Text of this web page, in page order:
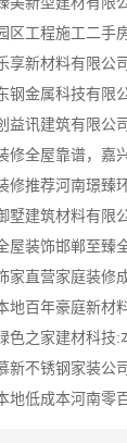
益讯建筑有限公
墅建筑材料有限
屋装饰邯郸至臻
色之家建材科技:
新不锈钢家装公